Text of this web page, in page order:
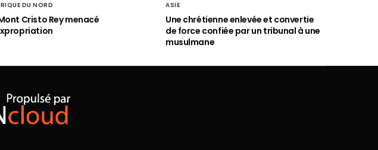
DU NORD
Cristo Rey menacé
ASIE
Une chrétienne enlevée et convertie
de force confiée par un tribunal à une
musulmane